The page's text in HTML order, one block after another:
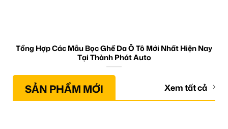
Tổng Hợp Các Mẫu Bọc Ghế Da Ô Tô Mới Nhất Hiện Nay
Tại Thành Phát Auto
SẢN PHẨM MỚI Xem tất cả